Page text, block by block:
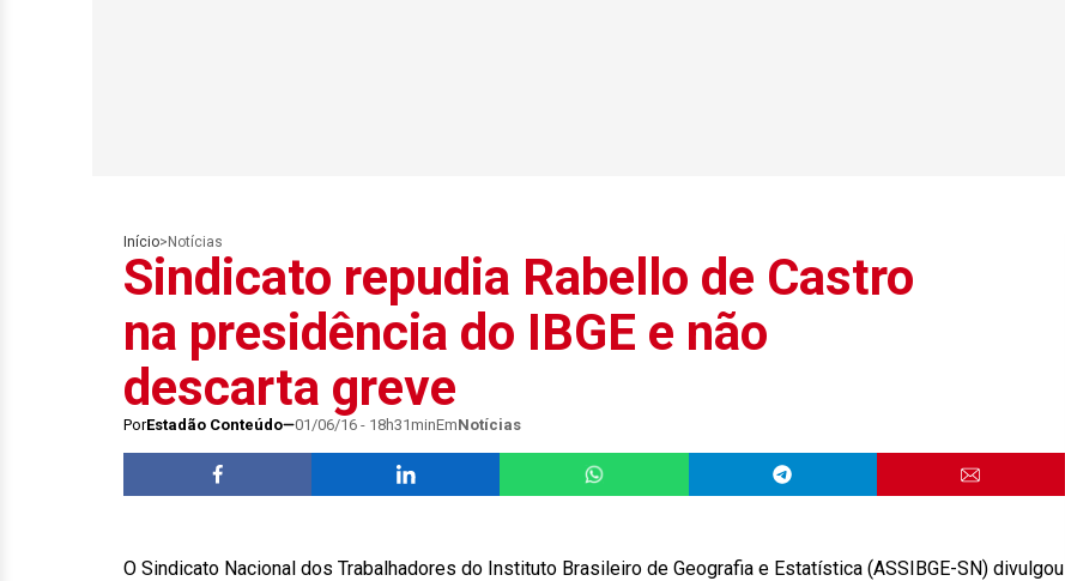
Início> Notícias
Sindicato repudia Rabello de Castro
na presidência do IBGE e não
descarta greve
PorEstadão Conteúdo 01/06/16 - 18h31minEmNotícias
O Sindicato Nacional dos Trabalhadores do Instituto Brasileiro de Geografia e Estatística (ASSIBGE-SN) divulgou